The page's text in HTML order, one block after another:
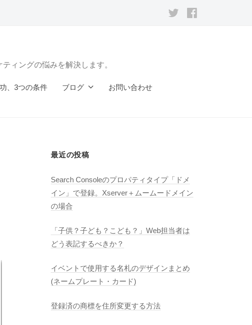
Twitter
ィングの悩みを解決します。
、3つの条件 ブログ お問い合わせ
最近の投稿
Search Consoleのプロパティタイプ「ドメ
イン」で登録。Xserver＋ムームードメイン
の場合
「子供？子ども？こども？」Web担当者は
どう表記するべきか？
イベントで使用する名札のデザインまとめ
(ネームプレート・カード)
登録済の商標を住所変更する方法